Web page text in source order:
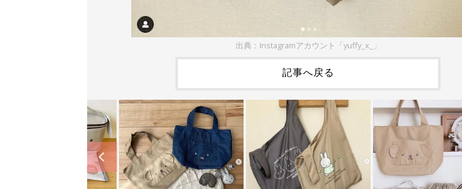
出典：Instagramアカウント「yuffy_x_」
記事へ戻る